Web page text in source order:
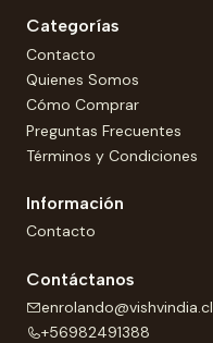
Categorías
Contacto
Quienes Somos
Cómo Comprar
Preguntas Frecuentes
Términos y Condiciones
Información
Contacto
Contáctanos
enrolando@vishvindia.cl
+56982491388